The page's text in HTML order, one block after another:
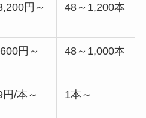
円～ 48～1,200本
円～ 48～1,000本
円/本～ 1本～